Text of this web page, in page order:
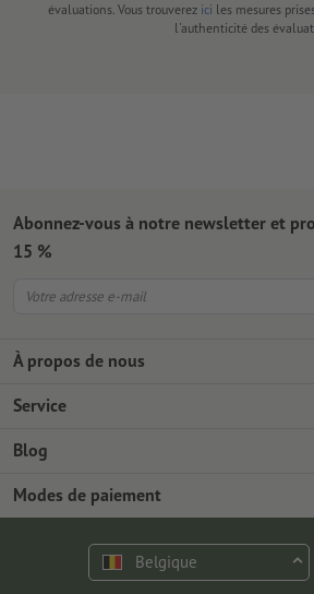
évaluations. Vous trouverez ici les mesures
l'authenticité des
À propos de nous
L'entreprise
Protection de l'environnement
Service
Modes de paiement
Expédition
Programme Premium
Blog
Tutoriels Photoshop
Polices & Fonts gratuits
Modes de paiement
Abonnez-vous à notre newsletter et
15 %
Belgique